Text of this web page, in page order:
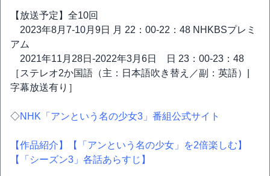
【放送予定】全10回
2023年8月7-10月9日 月 22：00-22：48 NHKBSプレミ
アム
2021年11月28日-2022年3月6日 日 23：00-23：48
［ステレオ2か国語（主：日本語吹き替え／副：英語）|
字幕放送有り］
◇NHK「アンという名の少女3」番組公式サイト
【作品紹介】
【「アンという名の少女」を2倍楽しむ】
【「シーズン3」各話あらすじ】